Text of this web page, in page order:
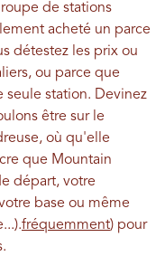
de stations
acheté un parce
détestez les prix ou
ou parce que
seule station. Devinez
être sur le
où qu'elle
que Mountain
départ, votre
base ou même
fréquemment) pour